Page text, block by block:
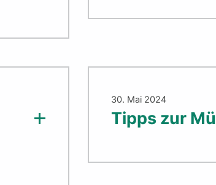
30. Mai 2024
Tipps zur